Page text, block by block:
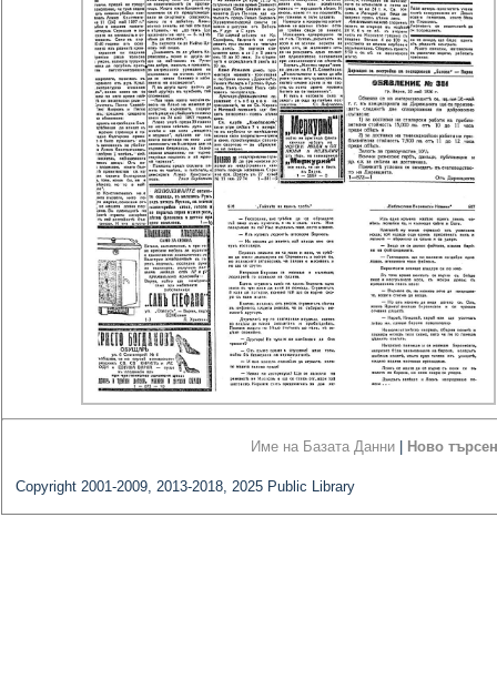
Име на Базата Данни Ново
Copyright 2001-2009, 2013-2018, 2025 Public Library